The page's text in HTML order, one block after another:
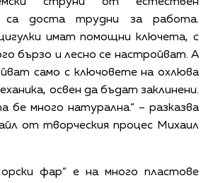
са доста трудни за работа.
имат помощни ключета, с
бързо и лесно се настройват. А
само с ключовете на охлюва
освен да бъдат заклинени.
бе много натурална.“ – разказва
от творческия процес Михаил
фар“ е на много пластове